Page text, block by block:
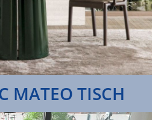
MATEO TISCH